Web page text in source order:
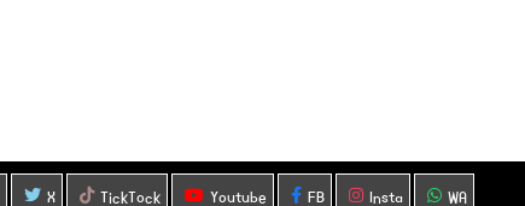
X TickTock Youtube FB Insta WA